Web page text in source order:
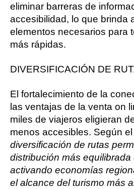
eliminar barreras de
accesibilidad, lo que brinda
elementos necesarios para
más rápidas.
DIVERSIFICACIÓN DE
El fortalecimiento de la
las ventajas de la venta on
miles de viajeros eligieran
menos accesibles. Según
diversificación de rutas
distribución más equilibrada
activando economías
el alcance del turismo más